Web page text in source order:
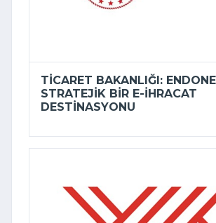
TICARET BAKANLIĞI:
STRATEJIK BIR E-İHRACAT
DESTINASYONU